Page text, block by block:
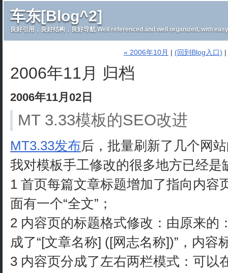
车东[Blog^2]
良好引用，良好结构，良好导航 Well referenced and well organized, with
« 2006年10月 | (回到Blog入口) |
2006年11月 归档
2006年11月02日
MT 3.33模板的SEO改进
MT3.33发布后，批量刷新了几个网
我对模板手工修改的很多地方已经是
1 首页每篇文章标题增加了指向内容
面有一个“全文”；
2 内容页的标题格式修改：由原来的
成了“[文章名称] ([网志名称])”，内容
3 内容页分成了左右两栏模式：可以